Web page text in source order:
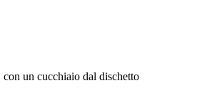
un cucchiaio dal dischetto